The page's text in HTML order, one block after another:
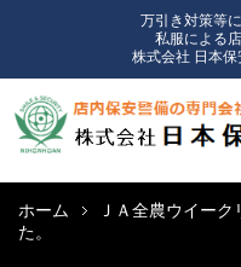
万引き対策等
私服による
株式会社 日本保
ホーム
ＪＡ全農ウイー
た。